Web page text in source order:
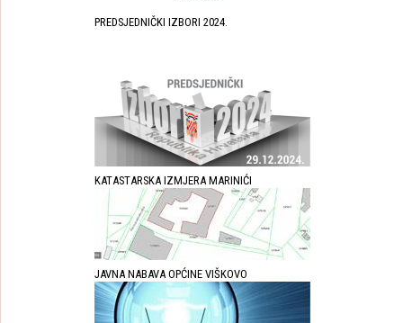
PREDSJEDNIČKI IZBORI 2024.
KATASTARSKA IZMJERA MARINIĆI
JAVNA NABAVA OPĆINE VIŠKOVO